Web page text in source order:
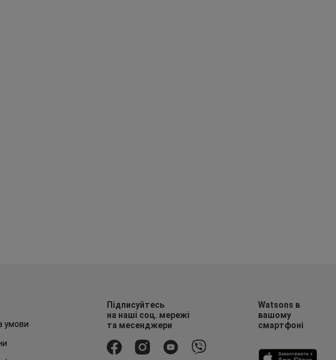
умови
Підписуйтесь
на наші соц. мережі
та месенджери
Watsons в
вашому
смартфоні